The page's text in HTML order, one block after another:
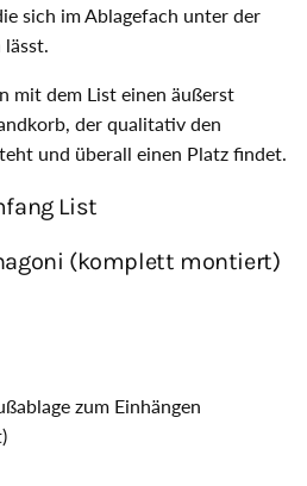
sich im Ablagefach unter der
mit dem List einen äußerst
der qualitativ den
und überall einen Platz findet.
List
(komplett montiert)
zum Einhängen